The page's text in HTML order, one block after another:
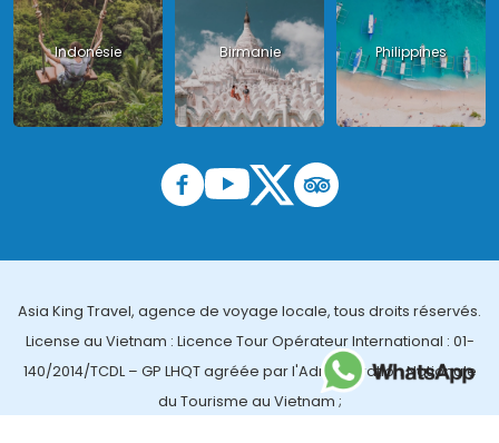
Indonésie Birmanie Philippines
Asia King Travel, agence de voyage locale, tous droits réservés.
License au Vietnam : Licence Tour Opérateur International : 01-
140/2014/TCDL – GP LHQT agréée par l'Administration Nationale
du Tourisme au Vietnam ;